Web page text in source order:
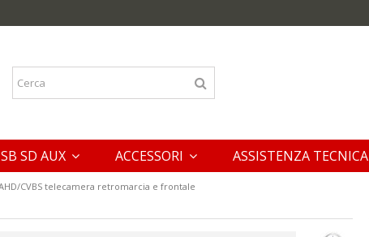
SD AUX ACCESSORI ASSISTENZA TECNICA
CVBS telecamera retromarcia e frontale